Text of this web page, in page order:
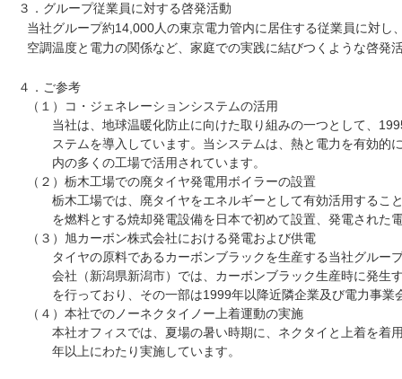
３．グループ従業員に対する啓発活動
当社グループ約14,000人の東京電力管内に居住する従業員に対し
空調温度と電力の関係など、家庭での実践に結びつくような啓発
４．ご参考
（１）コ・ジェネレーションシステムの活用
当社は、地球温暖化防止に向けた取り組みの一つとして、
ステムを導入しています。当システムは、熱と電力を有効的
内の多くの工場で活用されています。
（２）栃木工場での廃タイヤ発電用ボイラーの設置
栃木工場では、廃タイヤをエネルギーとして有効活用するこ
を燃料とする焼却発電設備を日本で初めて設置、発電された
（３）旭カーボン株式会社における発電および供電
タイヤの原料であるカーボンブラックを生産する当社グルー
会社（新潟県新潟市）では、カーボンブラック生産時に発生
を行っており、その一部は1999年以降近隣企業及び電力事業
（４）本社でのノーネクタイノー上着運動の実施
本社オフィスでは、夏場の暑い時期に、ネクタイと上着を着
年以上にわたり実施しています。